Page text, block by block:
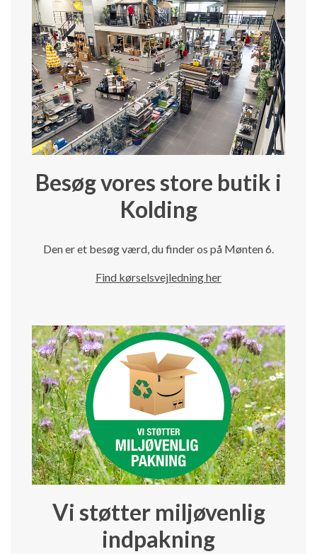
Besøg vores store butik i
Kolding
Den er et besøg værd, du finder os på Mønten 6.
Find kørselsvejledning her
Vi støtter miljøvenlig
indpakning